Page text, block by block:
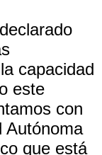
capacidad
este
con
Autónoma
que está